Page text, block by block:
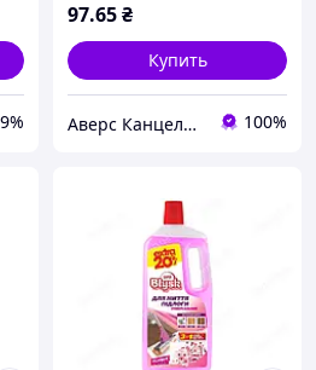
97.65₴
Купить
Аверс Канцелярія 100%